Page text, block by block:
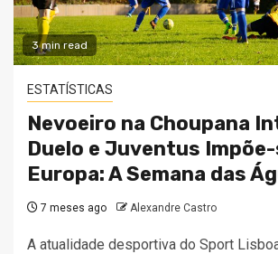
3 min read
ESTATÍSTICAS
Nevoeiro na Choupana
Duelo e Juventus
Europa: A Semana das
7 meses ago Alexandre Castro
A atualidade desportiva do Sport